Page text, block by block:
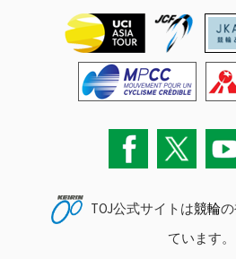
TOJ公式サイトは競輪
ています。